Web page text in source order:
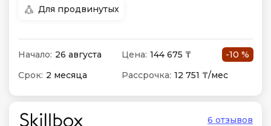
Для продвинутых
Начало: 26 августа Цена: 144 675 ₸
-10 %
Срок: 2 месяца Рассрочка: 12 751 ₸/мес
6 отзывов